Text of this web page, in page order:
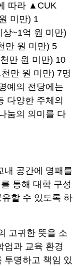
따라 ▲CUK
미만) 1
~1억 원 미만)
만 원 미만) 5
만 원 미만) 10
만 원 미만) 7명
예의 전당에는
다양한 주체의
눔의 의미를 다
내 공간에 명패를
통해 대학 구성
할 수 있도록 하
고귀한 뜻을 소
업과 교육 환경
투명하고 책임 있